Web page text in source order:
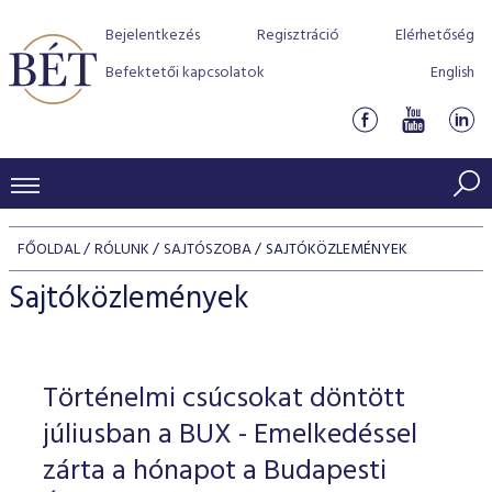
Bejelentkezés Regisztráció
Elérhetőség
Befektetői kapcsolatok
English
KERESKEDÉSI ADATOK
INDEXEK
Jelzáloglevél indexek
Vállalati kötvény indexek
Azonnali Piac
Részvények
Származékos piac
BEFEKTETŐK
Részvény szekció
Hitelpapír szekció
BÉT szabályzatok
Befektetővédelem
Alkalmazott díjstruktúra
Elszámolás
Részvény és vállalati kötvény tőzsdei bevezetését
program
BÉT Xtend - Részvénypiac egyszerűen
TŐZSDETAGOK
Tőzsdetagok, üzletkötők
VENDOROK
FŐOLDAL RÓLUNK SAJTÓSZOBA SAJTÓKÖZLEMÉNYEK
Sajtóközlemények
Történelmi csúcsokat döntött
júliusban a BUX - Emelkedéssel
zárta a hónapot a Budapesti